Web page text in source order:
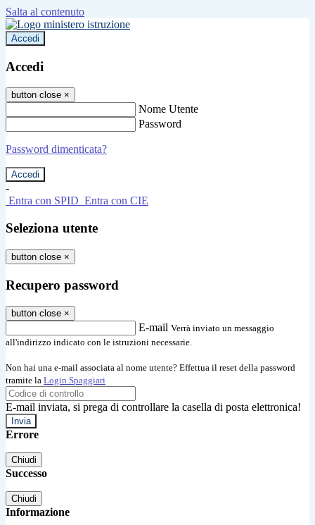
Salta al contenuto
Accedi
Accedi
button close ×
Nome Utente
Password
Password dimenticata?
-
Entra con SPID Entra con CIE
Seleziona utente
button close ×
Recupero password
button close ×
E-mail Verrà inviato un messaggio
all'indirizzo indicato con le istruzioni necessarie.
Non hai una e-mail associata al nome utente? Effettua il reset della password
tramite la Login Spaggiari
E-mail inviata, si prega di controllare la casella di posta elettronica!
Errore
Chiudi
Successo
Chiudi
Informazione